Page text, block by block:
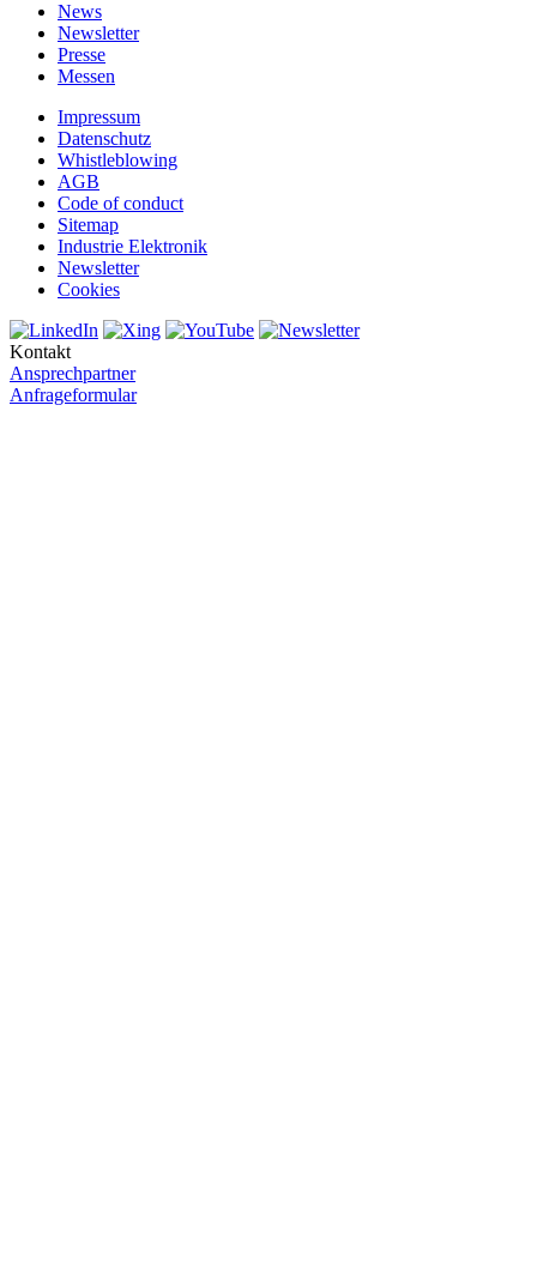
News
Newsletter
Presse
Messen
Impressum
Datenschutz
Whistleblowing
AGB
Code of conduct
Sitemap
Industrie Elektronik
Newsletter
Cookies
Kontakt
Ansprechpartner
Anfrageformular